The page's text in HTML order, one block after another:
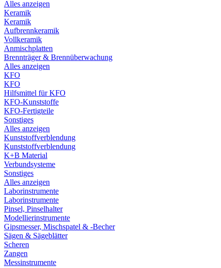
Alles anzeigen
Keramik
Keramik
Aufbrennkeramik
Vollkeramik
Anmischplatten
Brennträger & Brennüberwachung
Alles anzeigen
KFO
KFO
Hilfsmittel für KFO
KFO-Kunststoffe
KFO-Fertigteile
Sonstiges
Alles anzeigen
Kunststoffverblendung
Kunststoffverblendung
K+B Material
Verbundsysteme
Sonstiges
Alles anzeigen
Laborinstrumente
Laborinstrumente
Pinsel, Pinselhalter
Modellierinstrumente
Gipsmesser, Mischspatel & -Becher
Sägen & Sägeblätter
Scheren
Zangen
Messinstrumente